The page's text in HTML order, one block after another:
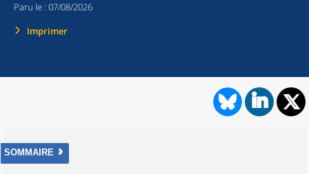
Paru le : 07/08/2026
Imprimer
SOMMAIRE